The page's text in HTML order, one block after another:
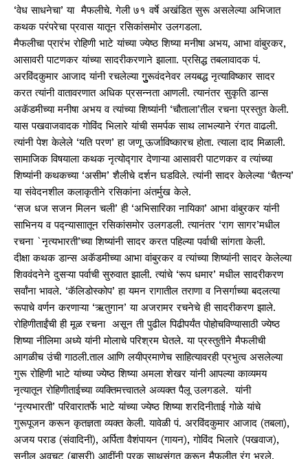
‘वेध साधनेचा’ या मैफलीचे. गेली ७१ वर्षे अखंडित सुरू असलेल्या अभिजात
कथक परंपरेचा प्रवास यातून रसिकांसमोर उलगडला.
मैफलीचा प्रारंभ रोहिणी भाटे यांच्या ज्येष्ठ शिष्या मनीषा अभय, आभा वांबुरकर,
आसावरी पाटणकर यांच्या सादरीकरणाने झालाा. प्रसिद्ध तबलावादक पं.
अरविंदकुमार आजाद यांनी रचलेल्या गुुुुरूवंदनेवर लयबद्ध नृत्याविष्कार सादर
करत त्यांनी वातावरणात अधिक प्रसन्नता आणली. त्यानंतर सुकृति डान्स
अकॅडमीच्या मनीषा अभय व त्यांच्या शिष्यांनी ‘चौताला’तील रचना प्रस्तुत केली.
यास पखवाजवादक गोविंद भिलारे यांची समर्पक साथ लाभल्याने रंगत वाढली.
त्यांनी पेश केलेले ‘यति परण’ हा जणू ऊर्जाविष्कारच होता. त्याला दाद मिळाली.
सामाजिक विषयाला कथक नृत्योद्गार देणाऱ्या आसावरी पाटणकर व त्यांच्या
शिष्यांनी कथकच्या ‘असीम’ शैलीचे दर्शन घडविले. त्यांनी सादर केलेल्या ‘चैतन्य’
या संवेदनशील कलाकृतीने रसिकांना अंतर्मुख केले.
‘सज धज सजन मिलन चली’ ही ‘अभिसारिका नायिका’ आभा वांबुरकर यांनी
साभिनय व पद्न्यासाातून रसिकांसमोर उलगडली. त्यानंतर ‘राग सागर’मधील
रचना `नृत्यभारती’च्या शिष्यांनी सादर करत पहिल्या पर्वाची सांगता केली.
दीक्षा कथक डान्स अकॅडमीच्या आभा वांबुरकर व त्यांच्या शिष्यांनी सादर केलेल्या
शिववंदनेने दुसऱ्या पर्वाची सुरुवात झाली. त्यांचे ‘रूप धमार’ मधील सादरीकरण
सर्वांना भावले. ‘कॅलिडोस्कोप’ हा यमन रागातील तराणा व निसर्गाच्या बदलत्या
रूपाचे वर्णन करणाऱ्या ‘ऋतुगान’ या अजरामर रचनेचे ही सादरीकरण झाले.
रोहिणीताईंची ही मूळ रचना असून ती पुढील पिढीपर्यंत पोहोचविण्यासाठी ज्येष्ठ
शिष्या नीलिमा अध्ये यांनी मोलाचे परिश्रम घेतले. या प्रस्तुतीने मैफलीची
आगळीच उंची गाठली.ताल आणि लयीप्रमाणेच साहित्यावरही प्रभुत्व असलेल्या
गुरू रोहिणी भाटे यांच्या ज्येष्ठ शिष्या अमला शेखर यांनी आपल्या काव्यमय
नृत्यातून रोहिणीताईच्या व्यक्तिमत्त्वातले अव्यक्त पैलू उलगडले. यांनी
‘नृत्यभारती’ परिवारातर्फे भाटे यांच्या ज्येष्ठ शिष्या शरदिनीताई गोळे यांचे
गुरूपूजन करून कृतज्ञता व्यक्त केली. यावेळी पं. अरविंदकुमार आजाद (तबला),
अजय पराड (संवादिनी), अर्पिता वैशंपायन (गायन), गोविंद भिलारे (पखवाज),
सुनील अवचट (बासरी) आदींनी पूरक साथसंगत करून मैफलीत रंग भरले.